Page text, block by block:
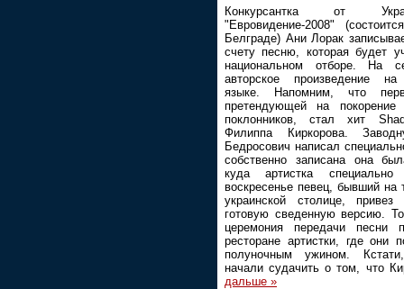
Конкурсантка от
"Евровидение-2008"
Белграде) Ани Лорак
счету песню, которая будет
национальном отборе. На
авторское произведение на
языке. Напомним, что
претендующей на покорение
поклонников, стал хит
Филиппа Киркорова.
Бедросович написал
собственно записана она
куда артистка
воскресенье певец, бывший на
украинской столице,
готовую сведенную версию.
церемония передачи песни
ресторане артистки, где они
полуночным ужином.
начали судачить о том, что
дальше »